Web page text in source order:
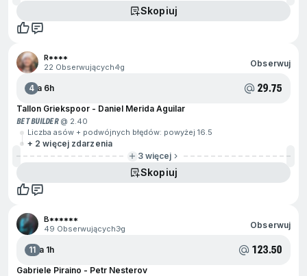
Skopiuj
R****
22 Obserwujących4g Obserwuj
4Za 6h 29.75
Tallon Griekspoor - Daniel Merida Aguilar
BET BUILDER@ 2.40
Liczba asów + podwójnych błędów: powyżej 16.5
+ 2 więcej zdarzenia
3 więcej
Skopiuj
B******
49 Obserwujących3g Obserwuj
11Za 1h 123.50
Gabriele Piraino - Petr Nesterov